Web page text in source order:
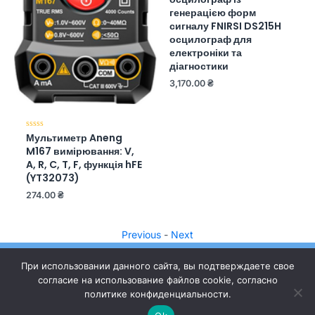
Оценка
0
из
5
Мультиметр Aneng
M167 вимірювання: V,
A, R, C, T, F, функція hFE
(YT32073)
274.00 ₴
5
генерацією форм
сигналу FNIRSI DS215H
осцилограф для
електроніки та
діагностики
3,170.00 ₴
Previous - Next
При использовании данного сайта, вы подтверждаете свое
согласие на использование файлов cookie, согласно
политике конфиденциальности.